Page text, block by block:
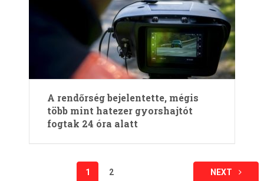
A rendőrség bejelentette, mégis
több mint hatezer gyorshajtót
fogtak 24 óra alatt
Bejegyzések
1 2 NEXT